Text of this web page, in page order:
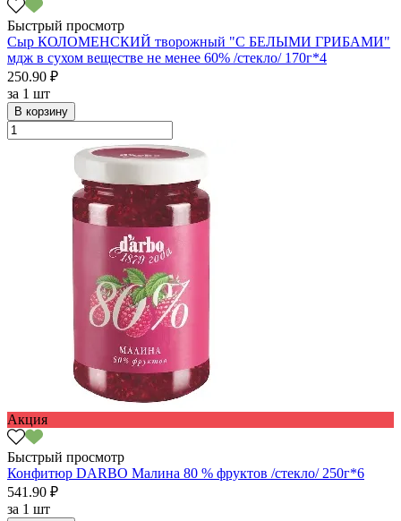
Быстрый просмотр
Сыр КОЛОМЕНСКИЙ творожный "С БЕЛЫМИ ГРИБАМИ"
мдж в сухом веществе не менее 60% /стекло/ 170г*4
250.90 ₽
за 1 шт
В корзину
Акция
Быстрый просмотр
Конфитюр DARBO Малина 80 % фруктов /стекло/ 250г*6
541.90 ₽
за 1 шт